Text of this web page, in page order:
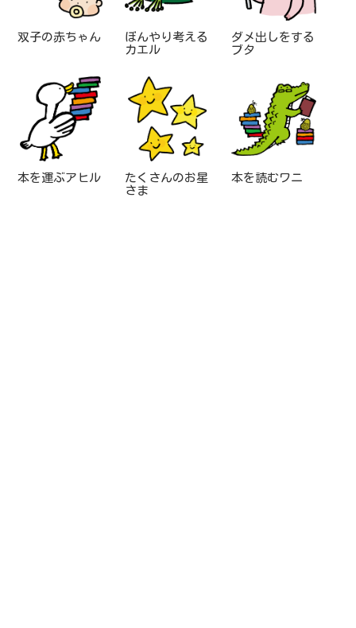
双子の赤ちゃん
ぼんやり考える
カエル
ダメ出しをする
ブタ
本を運ぶアヒル
たくさんのお星
さま
本を読むワニ